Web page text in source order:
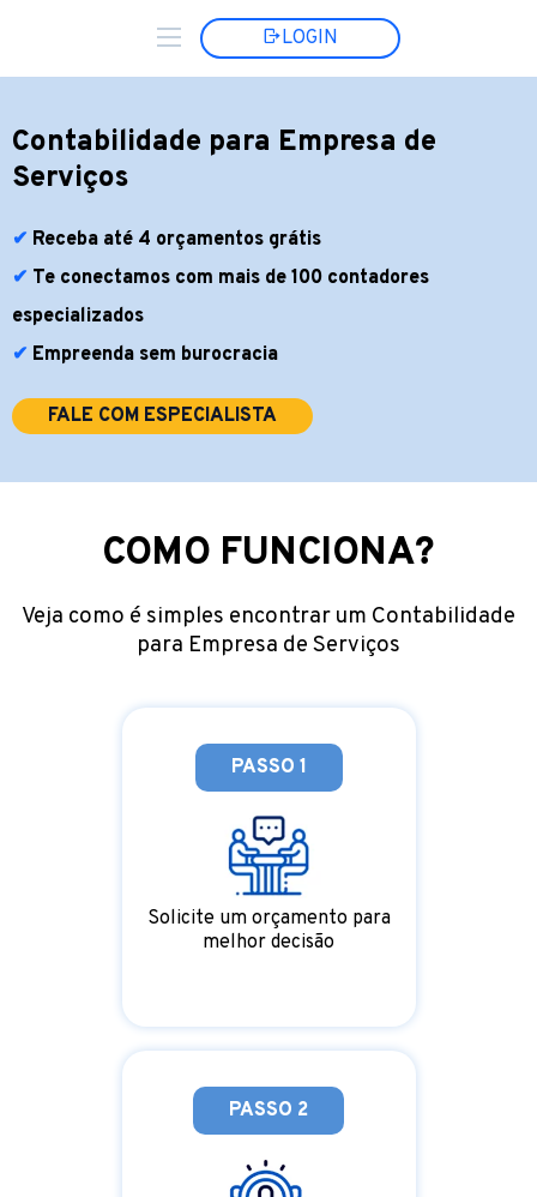
LOGIN
Contabilidade para Empresa de
Serviços
Receba até 4 orçamentos grátis
Te conectamos com mais de 100 contadores
especializados
Empreenda sem burocracia
FALE COM ESPECIALISTA
COMO FUNCIONA?
Veja como é simples encontrar um Contabilidade
para Empresa de Serviços
PASSO 1
Solicite um orçamento para
melhor decisão
PASSO 2